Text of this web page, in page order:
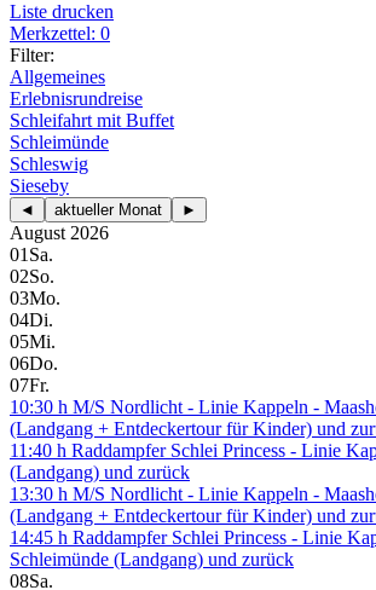
Liste drucken
Merkzettel: 0
Filter:
Allgemeines
Erlebnisrundreise
Schleifahrt mit Buffet
Schleimünde
Schleswig
Sieseby
◄ aktueller Monat ►
August 2026
01 Sa.
02So.
03Mo.
04Di.
05Mi.
06Do.
07Fr.
10:30 h M/S Nordlicht - Linie Kappeln -
(Landgang + Entdeckertour für Kinder) und
11:40 h Raddampfer Schlei Princess - Linie
(Landgang) und zurück
13:30 h M/S Nordlicht - Linie Kappeln -
(Landgang + Entdeckertour für Kinder) und
14:45 h Raddampfer Schlei Princess - Linie
Schleimünde (Landgang) und zurück
08Sa.